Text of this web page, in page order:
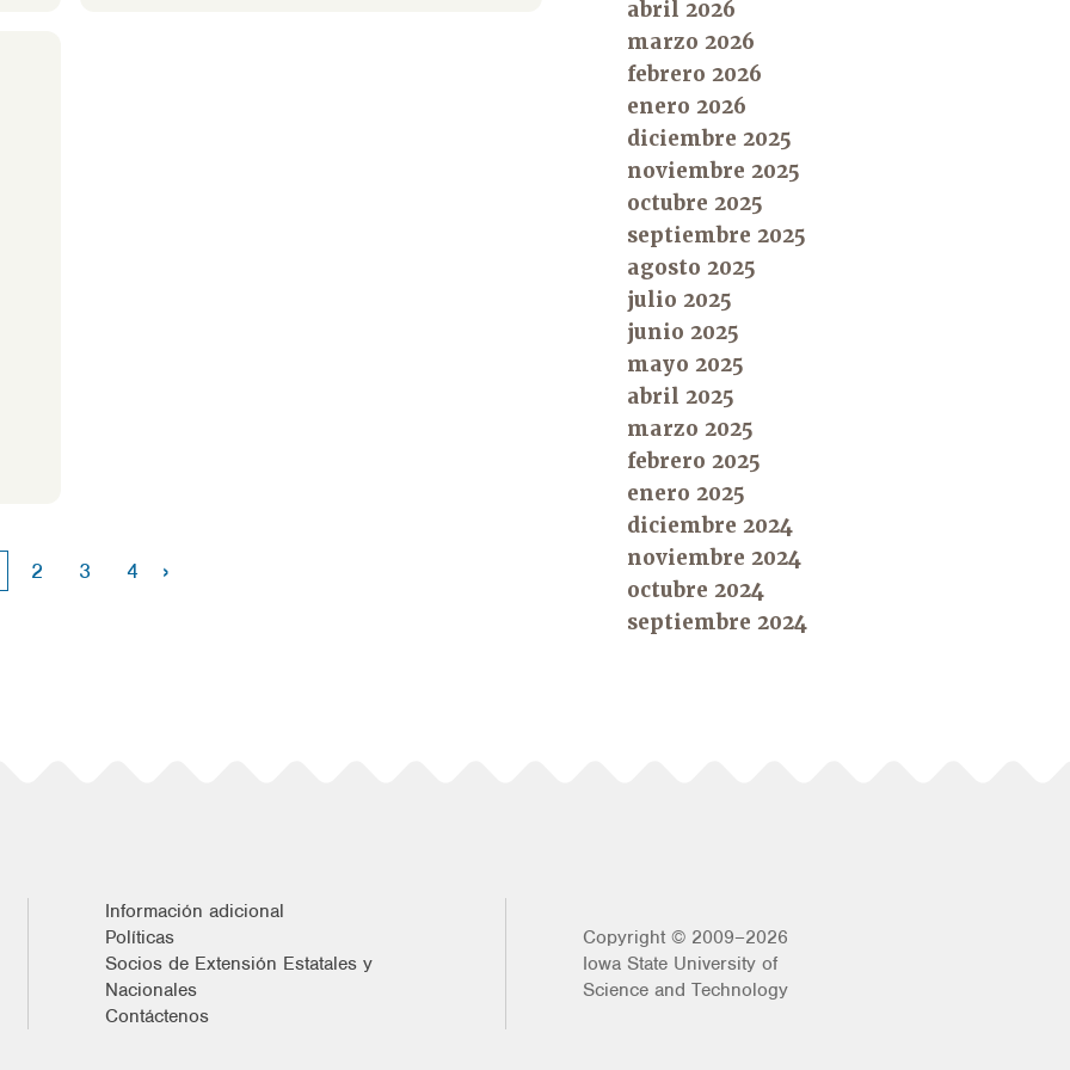
2 3 4 ›
abril 2026
marzo 2026
febrero 2026
enero 2026
diciembre 2025
noviembre 2025
octubre 2025
septiembre 2025
agosto 2025
julio 2025
junio 2025
mayo 2025
abril 2025
marzo 2025
febrero 2025
enero 2025
diciembre 2024
noviembre 2024
octubre 2024
septiembre 2024
Información adicional
Políticas
Socios de Extensión Estatales y
Nacionales
Contáctenos
Copyright © 2009–2026
Iowa State University of
Science and Technology